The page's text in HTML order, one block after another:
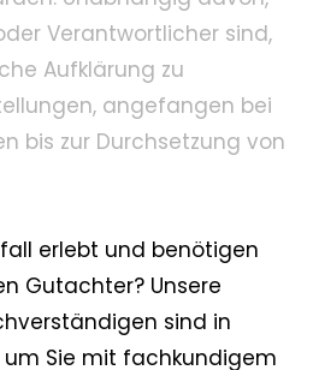
Verantwortlicher sind,
Aufklärung zu
angefangen bei
bis zur Durchsetzung von
erlebt und benötigen
Gutachter? Unsere
sind in
um Sie mit fachkundigem